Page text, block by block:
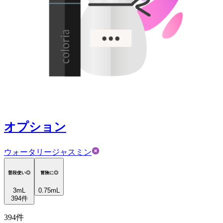
オプション
ウォータリージャスミン
普段使い◎
3mL
394件
冒険に◎
0.75mL
394件